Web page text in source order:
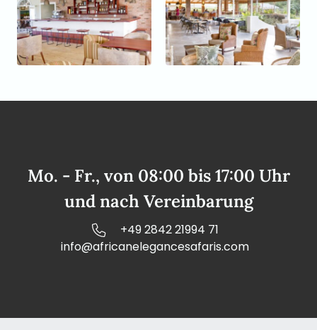
Mo. - Fr., von 08:00 bis 17:00 Uhr
und nach Vereinbarung
+49 2842 21994 71
info@africanelegancesafaris.com